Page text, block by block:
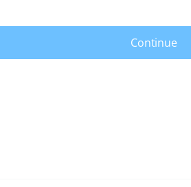
Continue